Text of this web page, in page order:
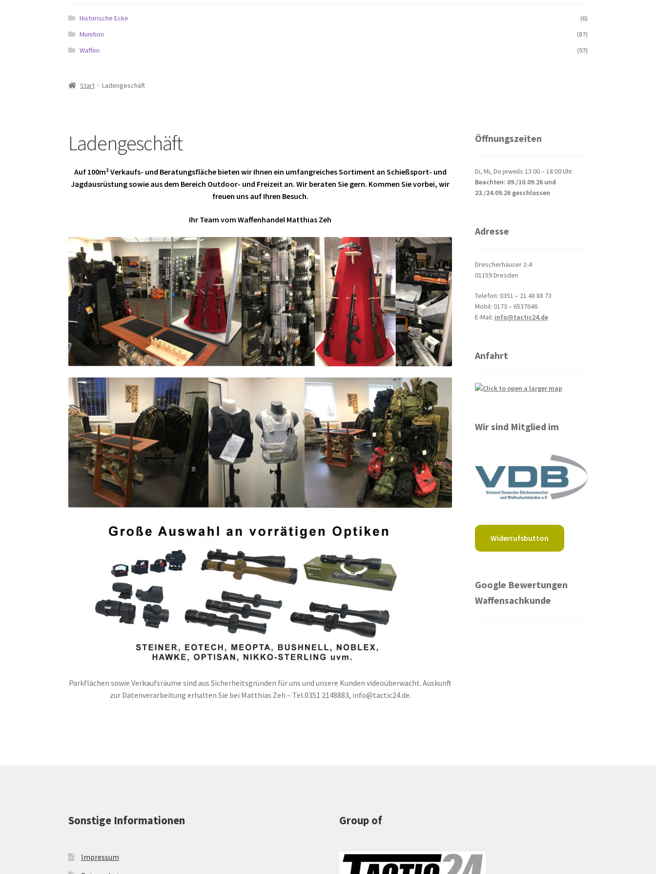
Historische Ecke
(6)
Munition
(87)
Waffen
(97)
Start Ladengeschäft
Ladengeschäft
Auf 100m² Verkaufs- und Beratungsfläche bieten wir Ihnen ein umfangreiches Sortiment an Schießsport- und
Jagdausrüstung sowie aus dem Bereich Outdoor- und Freizeit an. Wir beraten Sie gern. Kommen Sie vorbei, wir
freuen uns auf Ihren Besuch.
Ihr Team vom Waffenhandel Matthias Zeh
Parkflächen sowie Verkaufsräume sind aus Sicherheitsgründen für uns und unsere Kunden videoüberwacht. Auskunft
zur Datenverarbeitung erhalten Sie bei Matthias Zeh – Tel.0351 2148883, info@tactic24.de.
Öffnungszeiten
Di, Mi, Do jeweils 13:00 – 18:00 Uhr
Beachten: 09./10.09.26 und
23./24.09.26 geschlossen
Adresse
Drescherhäuser 2-4
01159 Dresden
Telefon: 0351 – 21 48 88 73
Mobil: 0173 – 6537646
E-Mail: info@tactic24.de
Anfahrt
Wir sind Mitglied im
Widerrufsbutton
Google Bewertungen
Waffensachkunde
Sonstige Informationen
Impressum
Group of